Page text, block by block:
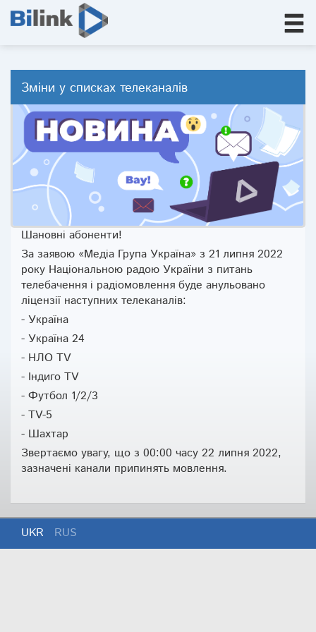
Зміни у списках телеканалів
Шановні абоненти!
За заявою «Медіа Група Україна» з 21 липня 2022
року Національною радою України з питань
телебачення і радіомовлення буде анульовано
ліцензії наступних телеканалів:
- Україна
- Україна 24
- НЛО TV
- Індиго TV
- Футбол 1/2/3
- TV-5
- Шахтар
Звертаємо увагу, що з 00:00 часу 22 липня 2022,
зазначені канали припинять мовлення.
UKR RUS